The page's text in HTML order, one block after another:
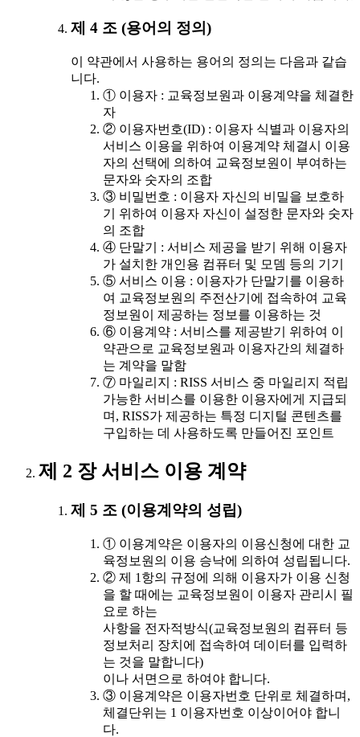
제 4 조 (용어의 정의)
이 약관에서 사용하는 용어의 정의는 다음과 같습
니다.
① 이용자 : 교육정보원과 이용계약을 체결한
자
② 이용자번호(ID) : 이용자 식별과 이용자의
서비스 이용을 위하여 이용계약 체결시 이용
자의 선택에 의하여 교육정보원이 부여하는
문자와 숫자의 조합
③ 비밀번호 : 이용자 자신의 비밀을 보호하
기 위하여 이용자 자신이 설정한 문자와 숫자
의 조합
④ 단말기 : 서비스 제공을 받기 위해 이용자
가 설치한 개인용 컴퓨터 및 모뎀 등의 기기
⑤ 서비스 이용 : 이용자가 단말기를 이용하
여 교육정보원의 주전산기에 접속하여 교육
정보원이 제공하는 정보를 이용하는 것
⑥ 이용계약 : 서비스를 제공받기 위하여 이
약관으로 교육정보원과 이용자간의 체결하
는 계약을 말함
⑦ 마일리지 : RISS 서비스 중 마일리지 적립
가능한 서비스를 이용한 이용자에게 지급되
며, RISS가 제공하는 특정 디지털 콘텐츠를
구입하는 데 사용하도록 만들어진 포인트
제 2 장 서비스 이용 계약
제 5 조 (이용계약의 성립)
① 이용계약은 이용자의 이용신청에 대한 교
육정보원의 이용 승낙에 의하여 성립됩니다.
② 제 1항의 규정에 의해 이용자가 이용 신청
을 할 때에는 교육정보원이 이용자 관리시 필
요로 하는
사항을 전자적방식(교육정보원의 컴퓨터 등
정보처리 장치에 접속하여 데이터를 입력하
는 것을 말합니다)
이나 서면으로 하여야 합니다.
③ 이용계약은 이용자번호 단위로 체결하며,
체결단위는 1 이용자번호 이상이어야 합니
다.